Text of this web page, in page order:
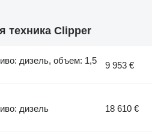
техника Clipper
дизель, объем: 1,5
9 953 €
дизель 18 610 €